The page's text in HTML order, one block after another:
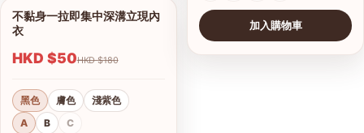
1/8
不黏身一拉即集中深溝立現內
衣
HKD $50 HKD $180
黑色 膚色
淺紫色
A
B C
加入購物車